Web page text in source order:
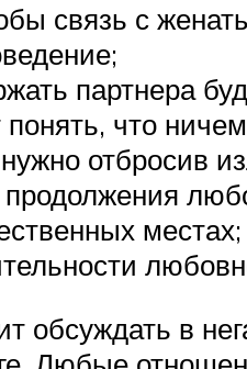
связь с
партнера
понять, что
отбросив
местах;
обсуждать в